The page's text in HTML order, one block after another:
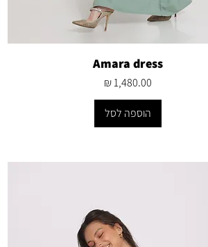
Amara dress
מחיר
הוספה לסל